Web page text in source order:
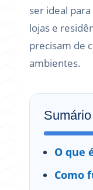
ser ideal
lojas e
precisam de
ambientes.
Sumário
O que
Como